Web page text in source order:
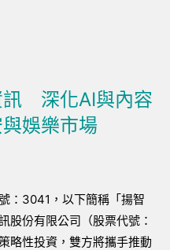
訊 深化AI與內容
娛樂市場
：3041，以下簡稱「揚智
股份有限公司（股票代號：
略性投資，雙方將攜手推動